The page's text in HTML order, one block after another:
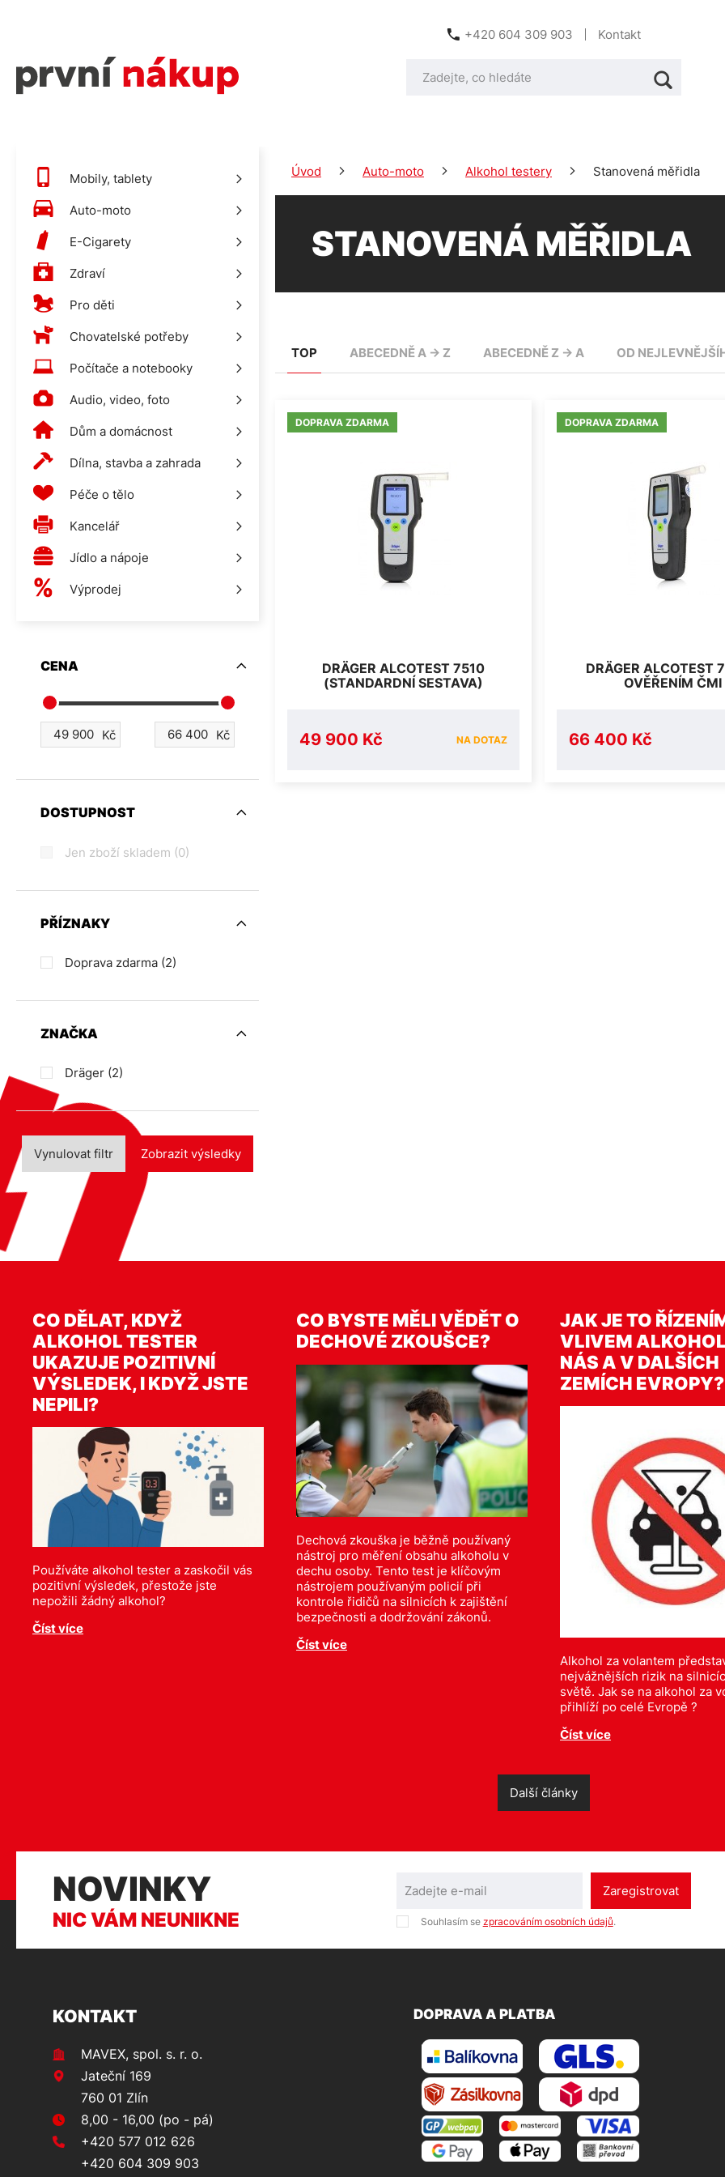
+420 604 309 903 Kontakt
Úvod Auto-moto Alkohol testery Stanovená měřidla
STANOVENÁ MĚŘIDLA
TOP ABECEDNĚ A -> Z ABECEDNĚ Z -> A OD
DOPRAVA ZDARMA
DRÄGER ALCOTEST 7510
(STANDARDNÍ SESTAVA)
49 900 Kč NA DOTAZ
DOPRAVA ZDARMA
DRÄGER ALCOTEST
OVĚŘENÍM ČMI
66 400 Kč
Mobily, tablety
Auto-moto
E-Cigarety
Zdraví
Pro děti
Chovatelské potřeby
Počítače a notebooky
Audio, video, foto
Dům a domácnost
Dílna, stavba a zahrada
Péče o tělo
Kancelář
Jídlo a nápoje
Výprodej
CENA
Kč Kč
DOSTUPNOST
Jen zboží skladem (0)
PŘÍZNAKY
Doprava zdarma (2)
ZNAČKA
Dräger (2)
Vynulovat filtr Zobrazit výsledky
CO DĚLAT, KDYŽ
ALKOHOL TESTER
UKAZUJE POZITIVNÍ
VÝSLEDEK, I KDYŽ JSTE
NEPILI?
Používáte alkohol tester a zaskočil vás
pozitivní výsledek, přestože jste
nepožili žádný alkohol?
Číst více
CO BYSTE MĚLI VĚDĚT O
DECHOVÉ ZKOUŠCE?
Dechová zkouška je běžně používaný
nástroj pro měření obsahu alkoholu v
dechu osoby. Tento test je klíčovým
nástrojem používaným policií při
kontrole řidičů na silnicích k zajištění
bezpečnosti a dodržování zákonů.
Číst více
JAK JE TO
VLIVEM
NÁS A V DALŠÍCH
ZEMÍCH EVROPY?
Alkohol za volantem
nejvážnějších rizik na
světě. Jak se na alkohol za
přihlíží po celé Evropě ?
Číst více
Další články
NOVINKY
NIC VÁM NEUNIKNE
Zaregistrovat
Souhlasím se zpracováním osobních údajů.
KONTAKT
MAVEX, spol. s. r. o.
Jateční 169
760 01 Zlín
8,00 - 16,00 (po - pá)
+420 577 012 626
+420 604 309 903
DOPRAVA A PLATBA